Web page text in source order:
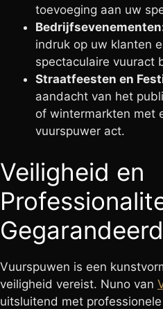
toevoeging aan uw
indruk op uw klanten
spectaculaire vuuract
Straatfeesten en
aandacht van het
of wintermarkten met
vuurspuwer act.
Veiligheid en
Gegarandeerd
Vuurspuwen is een
veiligheid vereist. Nuno van
uitsluitend met